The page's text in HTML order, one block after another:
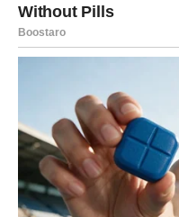
su dugo bila zatvorena.
bez najave. Moguće je
ponudu koja će vas
svoju budućnost.
Na ljubavnom planu
privlačnost prema osobi
Ako ste slobodni, vrlo je
tko će vas osvojiti